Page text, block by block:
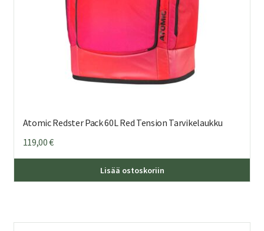
Atomic Redster Pack 60L Red Tension Tarvikelaukku
119,00€
Lisää ostoskoriin